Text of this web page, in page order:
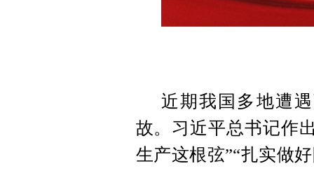
近期我国多地遭
故。习近平总书记作
生产这根弦”“扎实做